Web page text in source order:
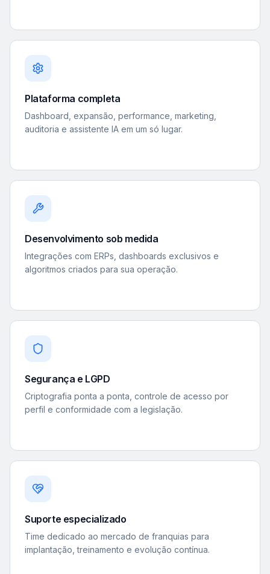
Plataforma completa
Dashboard, expansão, performance, marketing,
auditoria e assistente IA em um só lugar.
Desenvolvimento sob medida
Integrações com ERPs, dashboards exclusivos e
algoritmos criados para sua operação.
Segurança e LGPD
Criptografia ponta a ponta, controle de acesso por
perfil e conformidade com a legislação.
Suporte especializado
Time dedicado ao mercado de franquias para
implantação, treinamento e evolução contínua.